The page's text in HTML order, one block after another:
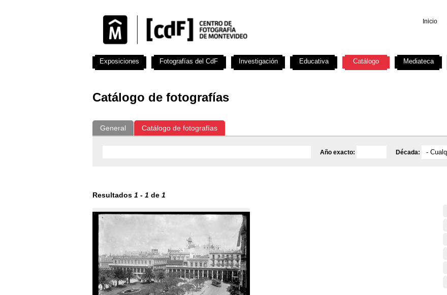
Inicio
Catálogo de fotografías
General Catálogo de fotografías
Año exacto: Década:
Resultados 1 - 1 de 1
Exposiciones Fotografías del CdF Investigación Educativa Catálogo Mediateca